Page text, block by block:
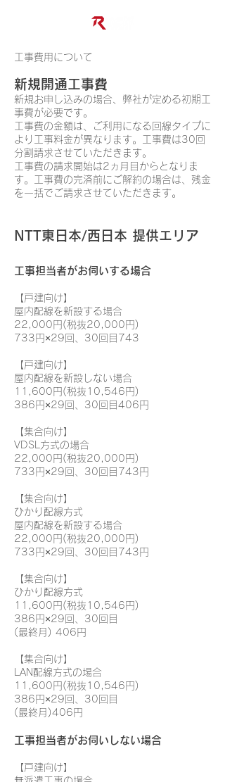
工事費用について
新規開通工事費
新規お申し込みの場合、弊社が定める初期工
事費が必要です。
工事費の金額は、ご利用になる回線タイプに
より工事料金が異なります。工事費は30回
分割請求させていただきます。
工事費の請求開始は2ヵ月目からとなりま
す。工事費の完済前にご解約の場合は、残金
を一括でご請求させていただきます。
NTT東日本/西日本 提供エリア
工事担当者がお伺いする場合
【戸建向け】
屋内配線を新設する場合
22,000円(税抜20,000円)
733円×29回、30回目743
【戸建向け】
屋内配線を新設しない場合
11,600円(税抜10,546円)
386円×29回、30回目406円
【集合向け】
VDSL方式の場合
22,000円(税抜20,000円)
733円×29回、30回目743円
【集合向け】
ひかり配線方式
屋内配線を新設する場合
22,000円(税抜20,000円)
733円×29回、30回目743円
【集合向け】
ひかり配線方式
11,600円(税抜10,546円)
386円×29回、30回目
(最終月) 406円
【集合向け】
LAN配線方式の場合
11,600円(税抜10,546円)
386円×29回、30回目
(最終月)406円
工事担当者がお伺いしない場合
【戸建向け】